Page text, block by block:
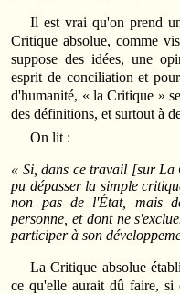
Il est vrai qu'on prend
Critique absolue, comme
suppose des idées, une
esprit de conciliation et
d'humanité, « la Critique »
des définitions, et surtout à
On lit :
« Si, dans ce travail [sur
pu dépasser la simple
non pas de l'État, mais
personne, et dont ne
participer à son
La Critique absolue
ce qu'elle aurait dû faire, si